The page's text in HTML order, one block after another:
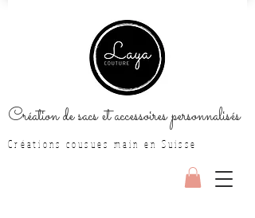
Création de sacs et accessoires personnalisés
Créations cousues main en Suisse